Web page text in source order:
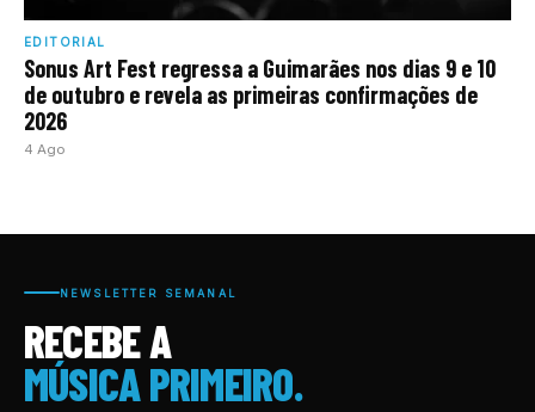
EDITORIAL
Sonus Art Fest regressa a Guimarães nos dias 9 e 10
de outubro e revela as primeiras confirmações de
2026
4 Ago
NEWSLETTER SEMANAL
RECEBE A
MÚSICA PRIMEIRO.